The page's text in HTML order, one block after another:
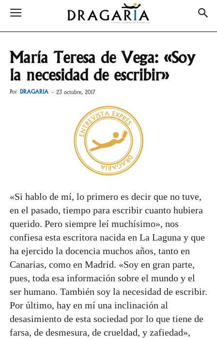
María Teresa de Vega: «Soy
la necesidad de escribir»
Por DRAGARIA - 23 octubre, 2017
«Si hablo de mí, lo primero es decir que no tuve,
en el pasado, tiempo para escribir cuanto hubiera
querido. Pero siempre leí muchísimo», nos
confiesa esta escritora nacida en La Laguna y que
ha ejercido la docencia muchos años, tanto en
Canarias, como en Madrid. «Soy en gran parte,
pues, toda esa información sobre el mundo y el
ser humano. También soy la necesidad de escribir.
Por último, hay en mí una inclinación al
desasimiento de esta sociedad por lo que tiene de
farsa, de desmesura, de crueldad, y zafiedad»,